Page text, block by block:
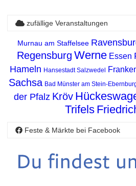
zufällige Veranstaltungen
Murnau am Staffelsee
Regensburg Werne Essen
Hameln Hansestadt Salzwedel
Sachsa Bad Münster am Stein-
der Pfalz Kröv
Trifels
Feste & Märkte bei Facebook